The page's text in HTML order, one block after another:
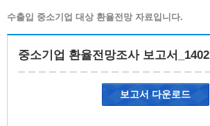
수출입 중소기업 대상 환율전망 자료입니다.
중소기업 환율전망조사 보고서_1402
보고서 다운로드